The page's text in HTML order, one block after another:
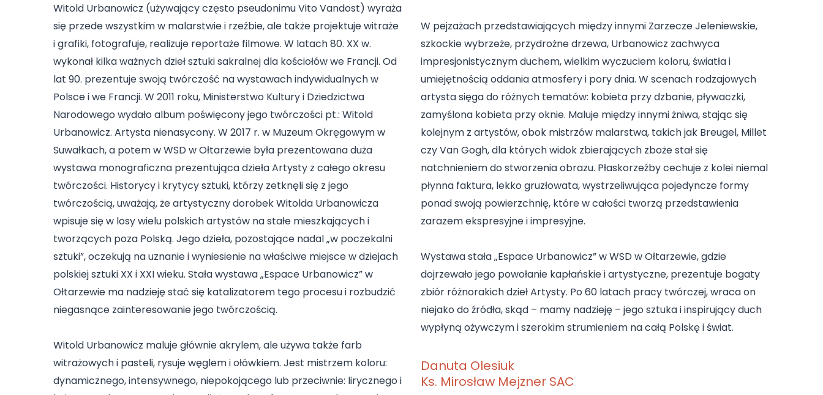
Witold Urbanowicz (używający często pseudonimu Vito Vandost) wyraża
się przede wszystkim w malarstwie i rzeźbie, ale także projektuje witraże
i grafiki, fotografuje, realizuje reportaże filmowe. W latach 80. XX w.
wykonał kilka ważnych dzieł sztuki sakralnej dla kościołów we Francji. Od
lat 90. prezentuje swoją twórczość na wystawach indywidualnych w
Polsce i we Francji. W 2011 roku, Ministerstwo Kultury i Dziedzictwa
Narodowego wydało album poświęcony jego twórczości pt.: Witold
Urbanowicz. Artysta nienasycony. W 2017 r. w Muzeum Okręgowym w
Suwałkach, a potem w WSD w Ołtarzewie była prezentowana duża
wystawa monograficzna prezentująca dzieła Artysty z całego okresu
twórczości. Historycy i krytycy sztuki, którzy zetknęli się z jego
twórczością, uważają, że artystyczny dorobek Witolda Urbanowicza
wpisuje się w losy wielu polskich artystów na stałe mieszkających i
tworzących poza Polską. Jego dzieła, pozostające nadal „w poczekalni
sztuki”, oczekują na uznanie i wyniesienie na właściwe miejsce w dziejach
polskiej sztuki XX i XXI wieku. Stała wystawa „Espace Urbanowicz” w
Ołtarzewie ma nadzieję stać się katalizatorem tego procesu i rozbudzić
niegasnące zainteresowanie jego twórczością.
Witold Urbanowicz maluje głównie akrylem, ale używa także farb
witrażowych i pasteli, rysuje węglem i ołówkiem. Jest mistrzem koloru:
dynamicznego, intensywnego, niepokojącego lub przeciwnie: lirycznego i
W pejzażach przedstawiających między innymi Zarzecze Jeleniewskie,
szkockie wybrzeże, przydrożne drzewa, Urbanowicz zachwyca
impresjonistycznym duchem, wielkim wyczuciem koloru, światła i
umiejętnością oddania atmosfery i pory dnia. W scenach rodzajowych
artysta sięga do różnych tematów: kobieta przy dzbanie, pływaczki,
zamyślona kobieta przy oknie. Maluje między innymi żniwa, stając się
kolejnym z artystów, obok mistrzów malarstwa, takich jak Breugel, Millet
czy Van Gogh, dla których widok zbierających zboże stał się
natchnieniem do stworzenia obrazu. Płaskorzeźby cechuje z kolei niemal
płynna faktura, lekko gruzłowata, wystrzeliwująca pojedyncze formy
ponad swoją powierzchnię, które w całości tworzą przedstawienia
zarazem ekspresyjne i impresyjne.
Wystawa stała „Espace Urbanowicz” w WSD w Ołtarzewie, gdzie
dojrzewało jego powołanie kapłańskie i artystyczne, prezentuje bogaty
zbiór różnorakich dzieł Artysty. Po 60 latach pracy twórczej, wraca on
niejako do źródła, skąd – mamy nadzieję – jego sztuka i inspirujący duch
wypłyną ożywczym i szerokim strumieniem na całą Polskę i świat.
Danuta Olesiuk
Ks. Mirosław Mejzner SAC